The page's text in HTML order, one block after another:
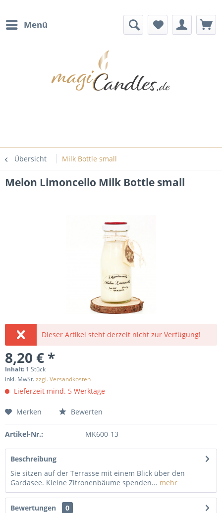
Menü
Übersicht Milk Bottle small
Melon Limoncello Milk Bottle small
Dieser Artikel steht derzeit nicht zur Verfügung!
8,20 € *
Inhalt: 1 Stück
inkl. MwSt.zzgl. Versandkosten
Lieferzeit mind. 5 Werktage
Merken Bewerten
Artikel-Nr.: MK600-13
Beschreibung
Sie sitzen auf der Terrasse mit einem Blick über den
Gardasee. Kleine Zitronenbäume spenden... mehr
Bewertungen
0